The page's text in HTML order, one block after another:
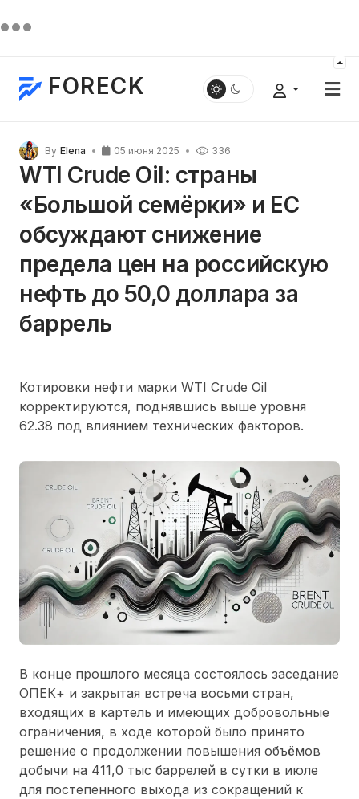
FORECK
By Elena 05 июня 2025 336
WTI Crude Oil: страны
«Большой семёрки» и ЕС
обсуждают снижение
предела цен на российскую
нефть до 50,0 доллара за
баррель
Котировки нефти марки WTI Crude Oil
корректируются, поднявшись выше уровня
62.38 под влиянием технических факторов.
В конце прошлого месяца состоялось заседание
ОПЕК+ и закрытая встреча восьми стран,
входящих в картель и имеющих добровольные
ограничения, в ходе которой было принято
решение о продолжении повышения объёмов
добычи на 411,0 тыс баррелей в сутки в июле
для постепенного выхода из сокращений к